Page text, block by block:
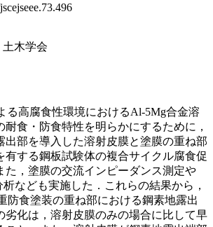
木学会
る高腐食性環境におけるAl-5Mg合金溶
食・防食特性を明らかにするために，
出部を導入した溶射皮膜と塗膜の重ね部
有する鋼板試験体の複合サイクル腐食促
た，塗膜の交流インピーダンス測定や
なども実施した．これらの結果から，
防食塗装の重ね部における鋼素地露出
劣化は，溶射皮膜のみの場合に比して早